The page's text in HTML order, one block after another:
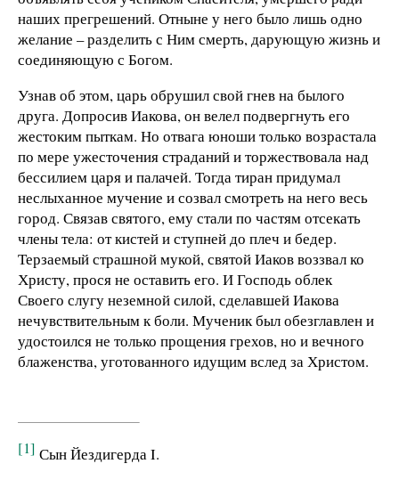
наших прегрешений. Отныне у него было лишь одно
желание – разделить с Ним смерть, дарующую жизнь и
соединяющую с Богом.
Узнав об этом, царь обрушил свой гнев на былого
друга. Допросив Иакова, он велел подвергнуть его
жестоким пыткам. Но отвага юноши только возрастала
по мере ужесточения страданий и торжествовала над
бессилием царя и палачей. Тогда тиран придумал
неслыханное мучение и созвал смотреть на него весь
город. Связав святого, ему стали по частям отсекать
члены тела: от кистей и ступней до плеч и бедер.
Терзаемый страшной мукой, святой Иаков воззвал ко
Христу, прося не оставить его. И Господь облек
Своего слугу неземной силой, сделавшей Иакова
нечувствительным к боли. Мученик был обезглавлен и
удостоился не только прощения грехов, но и вечного
блаженства, уготованного идущим вслед за Христом.
[1] Сын Йездигерда I.